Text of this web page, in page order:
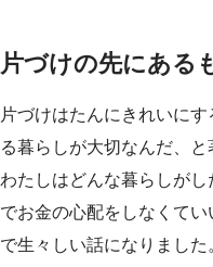
片づけの先にある
片づけはたんにきれいに
る暮らしが大切なんだ、と
わたしはどんな暮らしが
でお金の心配をしなくて
で生々しい話になりました